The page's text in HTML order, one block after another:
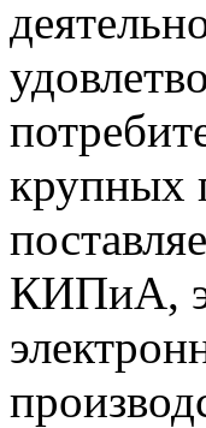
крупных
КИПиА,